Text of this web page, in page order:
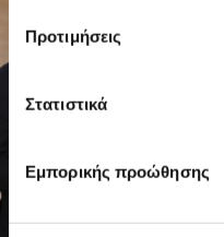
Προτιμήσεις
Στατιστικά
Εμπορικής προώθησης